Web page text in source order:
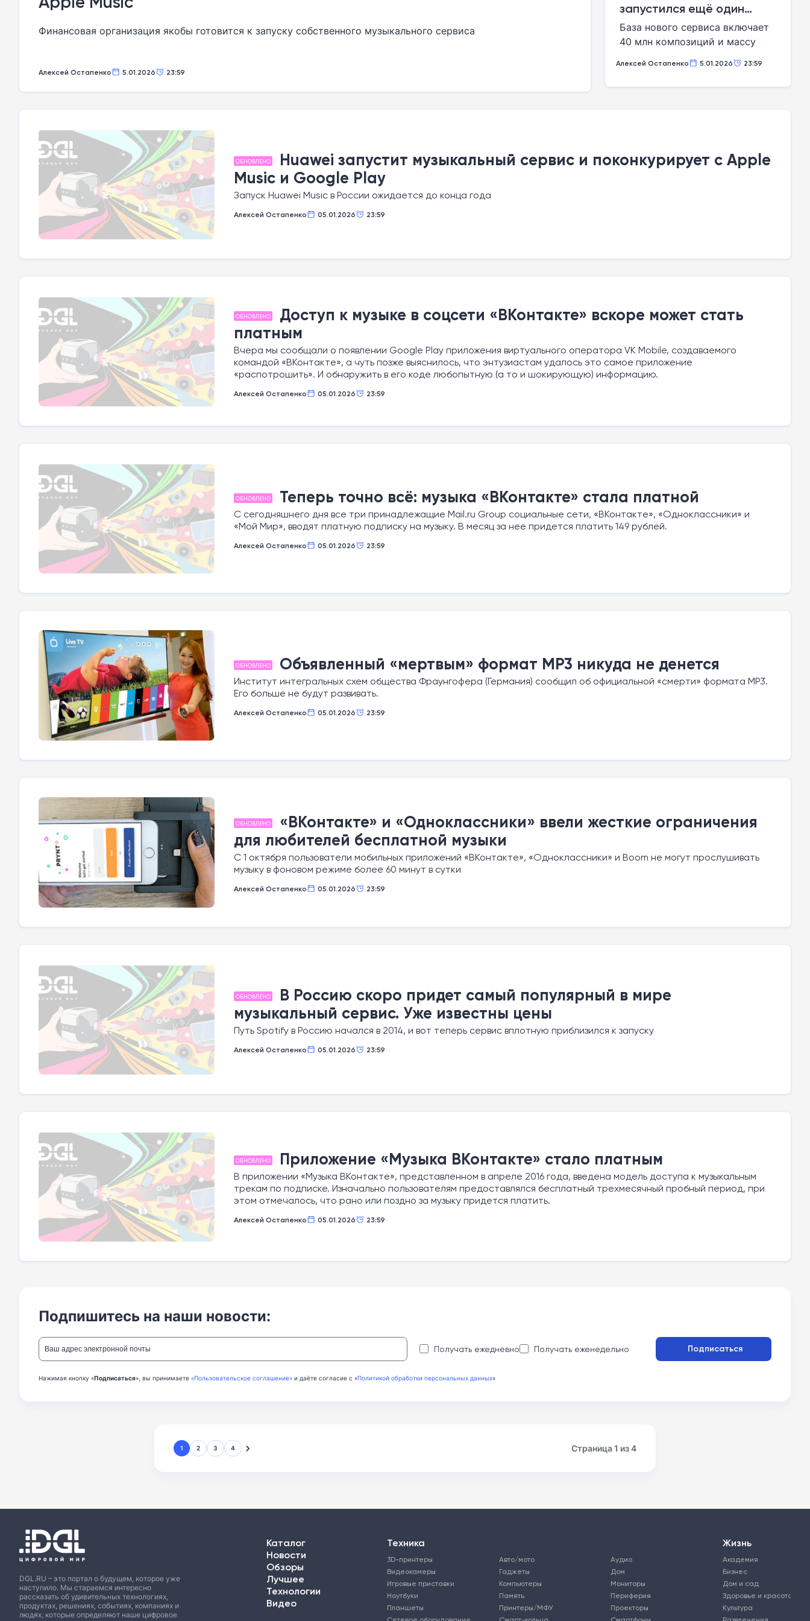
Финансовая организация якобы готовится к запуску собственного музыкального сервиса
Алексей Остапенко 5.01.2026 23:59
далее.
запустился ещё один
музыкальный сервис — и
пока «Huawei Музыка»
База нового сервиса включает
40 млн композиций и массу
различных околомузыкальных
опций
Алексей Остапенко 5.01.2026 23:59
ОБНОВЛЕНО
Huawei запустит музыкальный сервис и поконкурирует с Apple
Music и Google Play
Запуск Huawei Music в России ожидается до конца года
Алексей Остапенко 05.01.2026 23:59
ОБНОВЛЕНО
Доступ к музыке в соцсети «ВКонтакте» вскоре может стать
платным
Вчера мы сообщали о появлении Google Play приложения виртуального оператора VK Mobile, создаваемого
командой «ВКонтакте», а чуть позже выяснилось, что энтузиастам удалось это самое приложение
«распотрошить». И обнаружить в его коде любопытную (а то и шокирующую) информацию.
Алексей Остапенко 05.01.2026 23:59
ОБНОВЛЕНО Теперь точно всё: музыка «ВКонтакте» стала платной
С сегодняшнего дня все три принадлежащие Mail.ru Group социальные сети, «ВКонтакте», «Одноклассники» и
«Мой Мир», вводят платную подписку на музыку. В месяц за нее придется платить 149 рублей.
Алексей Остапенко 05.01.2026 23:59
ОБНОВЛЕНО Объявленный «мертвым» формат MP3 никуда не денется
Институт интегральных схем общества Фраунгофера (Германия) сообщил об официальной «смерти» формата MP3.
Его больше не будут развивать.
Алексей Остапенко 05.01.2026 23:59
ОБНОВЛЕНО
«ВКонтакте» и «Одноклассники» ввели жесткие ограничения
для любителей бесплатной музыки
С 1 октября пользователи мобильных приложений «ВКонтакте», «Одноклассники» и Boom не могут прослушивать
музыку в фоновом режиме более 60 минут в сутки
Алексей Остапенко 05.01.2026 23:59
ОБНОВЛЕНО
В Россию скоро придет самый популярный в мире
музыкальный сервис. Уже известны цены
Путь Spotify в Россию начался в 2014, и вот теперь сервис вплотную приблизился к запуску
Алексей Остапенко 05.01.2026 23:59
ОБНОВЛЕНО Приложение «Музыка ВКонтакте» стало платным
В приложении «Музыка ВКонтакте», представленном в апреле 2016 года, введена модель доступа к музыкальным
трекам по подписке. Изначально пользователям предоставлялся бесплатный трехмесячный пробный период, при
этом отмечалось, что рано или поздно за музыку придется платить.
Алексей Остапенко 05.01.2026 23:59
Подпишитесь на наши новости:
Получать ежедневно Получать еженедельно Подписаться
Нажимая кнопку «Подписаться», вы принимаете «Пользовательское соглашение» и даёте согласие с «Политикой обработки персональных данных»
1 2 3 4 Страница 1 из 4
DGL.RU – это портал о будущем, которое уже
наступило. Мы стараемся интересно
рассказать об удивительных технологиях,
продуктах, решениях, событиях, компаниях и
людях, которые определяют наше цифровое
Каталог
Новости
Обзоры
Лучшее
Техника
3D-принтеры Авто/мото
Аудио
Видеокамеры
Гаджеты
Дом
Игровые приставки
Компьютеры
Мониторы
Ноутбуки
Память
Периферия
Планшеты
Принтеры/МФУ
Проекторы
Технологии
Жизнь
Академия
Бизнес
Дом и сад
Здоровье и красота
Культура
Видео